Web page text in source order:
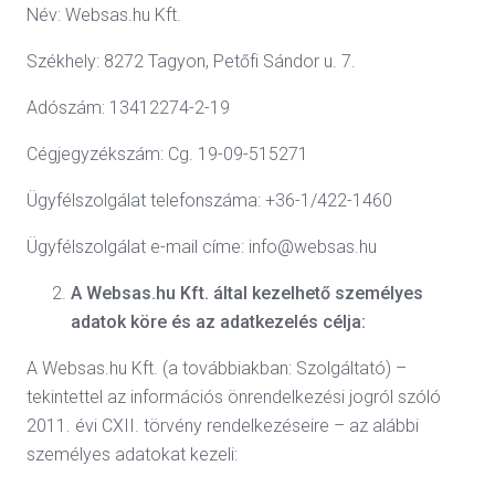
Név: Websas.hu Kft.
Székhely: 8272 Tagyon, Petőfi Sándor u. 7.
Adószám: 13412274-2-19
Cégjegyzékszám: Cg. 19-09-515271
Ügyfélszolgálat telefonszáma: +36-1/422-1460
Ügyfélszolgálat e-mail címe: info@websas.hu
A Websas.hu Kft. által kezelhető személyes
adatok köre és az adatkezelés célja:
A Websas.hu Kft. (a továbbiakban: Szolgáltató) –
tekintettel az információs önrendelkezési jogról szóló
2011. évi CXII. törvény rendelkezéseire – az alábbi
személyes adatokat kezeli: